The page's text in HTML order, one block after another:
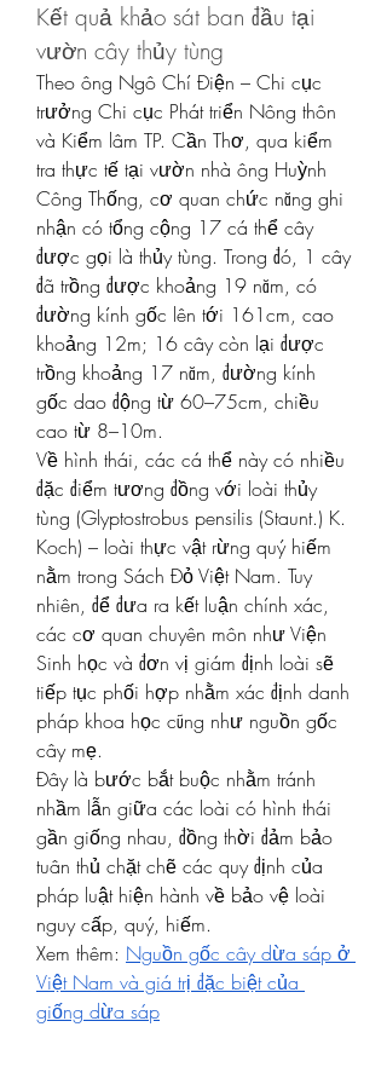
Kết quả khảo sát ban đầu tại
vườn cây thủy tùng
Theo ông Ngô Chí Điện – Chi cục
trưởng Chi cục Phát triển Nông thôn
và Kiểm lâm TP. Cần Thơ, qua kiểm
tra thực tế tại vườn nhà ông Huỳnh
Công Thống, cơ quan chức năng ghi
nhận có tổng cộng 17 cá thể cây
được gọi là thủy tùng. Trong đó, 1 cây
đã trồng được khoảng 19 năm, có
đường kính gốc lên tới 161cm, cao
khoảng 12m; 16 cây còn lại được
trồng khoảng 17 năm, đường kính
gốc dao động từ 60–75cm, chiều
cao từ 8–10m.
Về hình thái, các cá thể này có nhiều
đặc điểm tương đồng với loài thủy
tùng (Glyptostrobus pensilis (Staunt.) K.
Koch) – loài thực vật rừng quý hiếm
nằm trong Sách Đỏ Việt Nam. Tuy
nhiên, để đưa ra kết luận chính xác,
các cơ quan chuyên môn như Viện
Sinh học và đơn vị giám định loài sẽ
tiếp tục phối hợp nhằm xác định danh
pháp khoa học cũng như nguồn gốc
cây mẹ.
Đây là bước bắt buộc nhằm tránh
nhầm lẫn giữa các loài có hình thái
gần giống nhau, đồng thời đảm bảo
tuân thủ chặt chẽ các quy định của
pháp luật hiện hành về bảo vệ loài
nguy cấp, quý, hiếm.
Xem thêm: Nguồn gốc cây dừa sáp ở
Việt Nam và giá trị đặc biệt của
giống dừa sáp